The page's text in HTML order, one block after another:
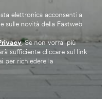
elettronica acconsenti a
sulle novità della Fastweb
. Se non vorrai più
sufficiente cliccare sul link
per richiedere la